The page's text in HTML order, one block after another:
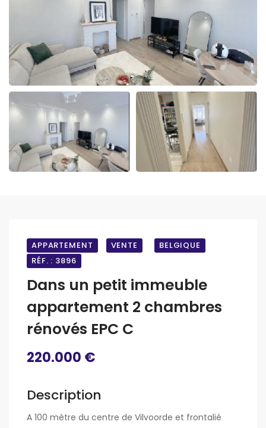
APPARTEMENT VENTE
BELGIQUE
RÉF. : 3896
Dans un petit immeuble
appartement 2 chambres
rénovés EPC C
220.000 €
Description
A 100 mètre du centre de Vilvoorde et frontalié